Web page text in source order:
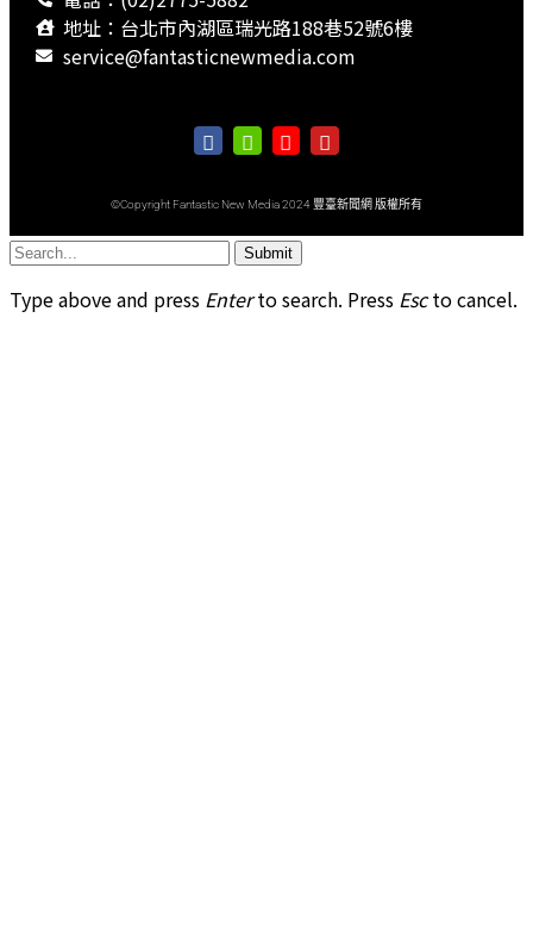
地址：台北市內湖區瑞光路188巷52號6樓
service@fantasticnewmedia.com
©Copyright Fantastic New Media 2024 豐臺新聞網 版權所有
Submit
Type above and press Enterto search. Press Escto cancel.